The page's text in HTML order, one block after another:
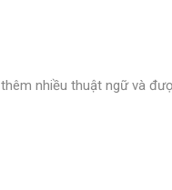
nhiều thuật ngữ và